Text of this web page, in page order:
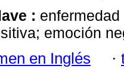
:
emoción
en Inglés ·